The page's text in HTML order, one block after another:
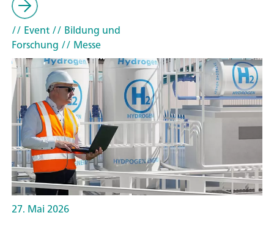
// Event// Bildung und
Forschung // Messe
27. Mai 2026